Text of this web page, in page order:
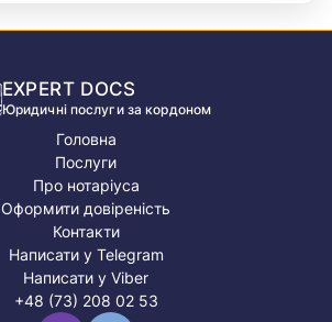
EXPERT DOCS
Юридичні послуги за кордоном
Головна
Послуги
Про нотаріуса
Оформити довіреність
Контакти
Написати у Telegram
Написати у Viber
+48 (73) 208 02 53